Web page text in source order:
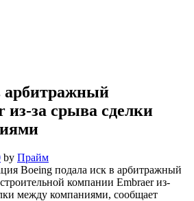
арбитражный
из-за срыва сделки
by Прайм
Boeing подала иск в арбитражный
компании Embraer из-
между компаниями, сообщает